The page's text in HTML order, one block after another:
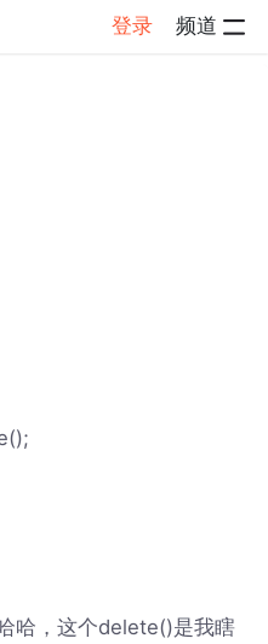
登录 频道
哈，这个delete()是我瞎